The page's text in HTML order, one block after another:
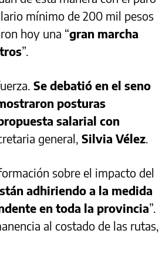
mínimo de 200 mil pesos
hoy una “gran marcha
”.
Se debatió en el seno
posturas
salarial con
general, Silvia Vélez.
sobre el impacto del
adhiriendo a la medida
en toda la provincia”.
al costado de las rutas,